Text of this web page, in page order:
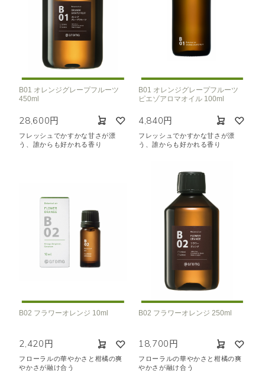
B01 オレンジグレープフルーツ
450ml
28,600円
フレッシュでかすかな甘さが漂
う、誰からも好かれる香り
B01 オレンジグレープフルーツ
ピエゾアロマオイル 100ml
4,840円
フレッシュでかすかな甘さが漂
う、誰からも好かれる香り
B02 フラワーオレンジ 10ml
2,420円
フローラルの華やかさと柑橘の爽
やかさが融け合う
B02 フラワーオレンジ 250ml
18,700円
フローラルの華やかさと柑橘の爽
やかさが融け合う